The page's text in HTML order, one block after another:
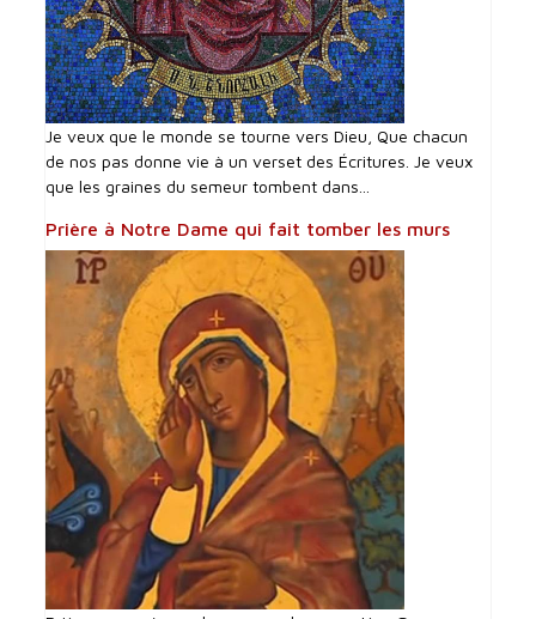
Je veux que le monde se tourne vers Dieu, Que chacun
de nos pas donne vie à un verset des Écritures. Je veux
que les graines du semeur tombent dans...
Prière à Notre Dame qui fait tomber les murs